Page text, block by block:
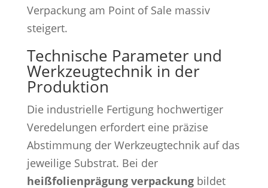
Verpackung am Point of Sale massiv
steigert.
Technische Parameter und
Werkzeugtechnik in der
Produktion
Die industrielle Fertigung hochwertiger
Veredelungen erfordert eine präzise
Abstimmung der Werkzeugtechnik auf das
jeweilige Substrat. Bei der
heißfolienprägung verpackungbildet